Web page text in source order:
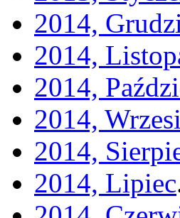
2014,
2014,
2014,
2014,
2014,
2014, Lipiec